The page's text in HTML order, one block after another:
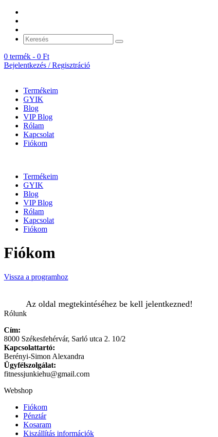
0 termék - 0 Ft
Bejelentkezés / Regisztráció
Termékeim
GYIK
Blog
VIP Blog
Rólam
Kapcsolat
Fiókom
Termékeim
GYIK
Blog
VIP Blog
Rólam
Kapcsolat
Fiókom
Fiókom
Vissza a programhoz
Az oldal megtekintéséhez be kell jelentkezned!
Rólunk
Cím:
8000 Székesfehérvár, Sarló utca 2. 10/2
Kapcsolattartó:
Berényi-Simon Alexandra
Ügyfélszolgálat:
fitnessjunkiehu@gmail.com
Webshop
Fiókom
Pénztár
Kosaram
Kiszállítás információk